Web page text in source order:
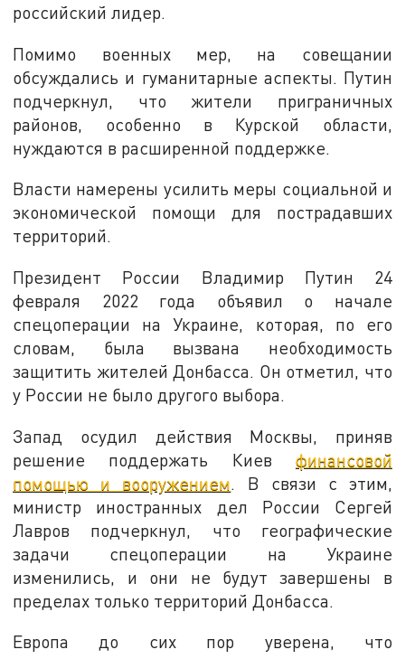
российский лидер.
Помимо военных мер, на совещании
обсуждались и гуманитарные аспекты. Путин
подчеркнул, что жители приграничных
районов, особенно в Курской области,
нуждаются в расширенной поддержке.
Власти намерены усилить меры социальной и
экономической помощи для пострадавших
территорий.
Президент России Владимир Путин 24
февраля 2022 года объявил о начале
спецоперации на Украине, которая, по его
словам, была вызвана необходимость
защитить жителей Донбасса. Он отметил, что
у России не было другого выбора.
Запад осудил действия Москвы, приняв
решение поддержать Киев финансовой
помощью и вооружением. В связи с этим,
министр иностранных дел России Сергей
Лавров подчеркнул, что географические
задачи спецоперации на Украине
изменились, и они не будут завершены в
пределах только территорий Донбасса.
Европа до сих пор уверена, что